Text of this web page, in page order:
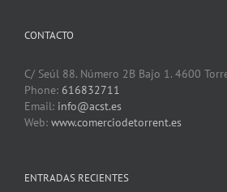
CONTACTO
C/ Seúl 88. Número 2B Bajo 1. 4600
Phone: 616832711
Email: info@acst.es
Web: www.comerciodetorrent.es
ENTRADAS RECIENTES